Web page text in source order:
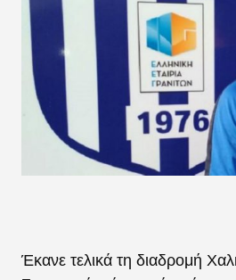
Έκανε τελικά τη διαδρομή